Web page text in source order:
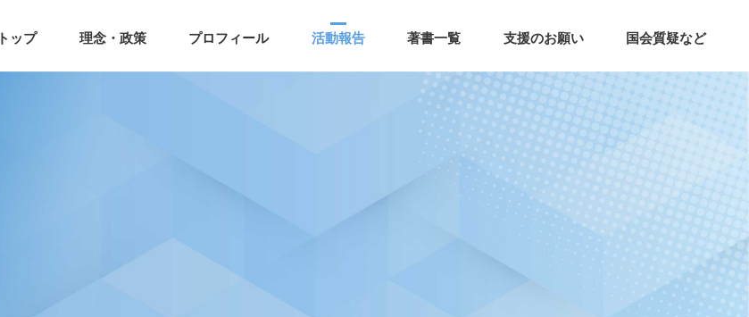
トップ 理念・政策 プロフィール 活動報告 著書一覧 支援のお願い 国会質疑など